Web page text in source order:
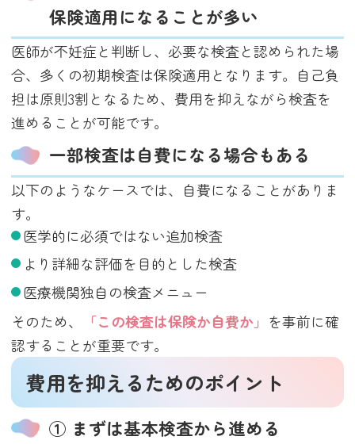
保険適用になることが多い
医師が不妊症と判断し、必要な検査と認められた場
合、多くの初期検査は保険適用となります。自己負
担は原則3割となるため、費用を抑えながら検査を
進めることが可能です。
一部検査は自費になる場合もある
以下のようなケースでは、自費になることがありま
す。
医学的に必須ではない追加検査
より詳細な評価を目的とした検査
医療機関独自の検査メニュー
そのため、
「この検査は保険か自費か」 を事前に確
認することが重要です。
費用を抑えるためのポイント
① まずは基本検査から進める